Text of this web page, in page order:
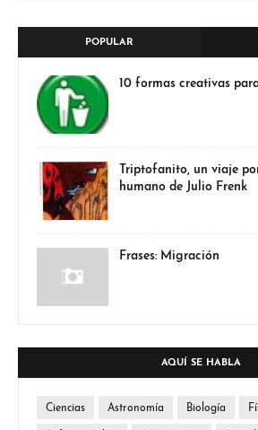
POPULAR
10 formas creativas
Triptofanito, un viaje
humano de Julio Frenk
Frases: Migración
AQUÍ SE HABLA
Ciencias Astronomía Biología